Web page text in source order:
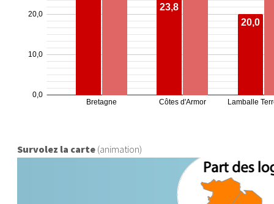
Survolez la carte (animation)